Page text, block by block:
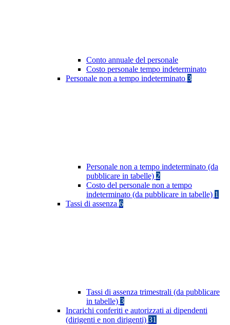
Conto annuale del personale
Costo personale tempo indeterminato
Personale non a tempo indeterminato 3
Personale non a tempo indeterminato (da
pubblicare in tabelle) 2
Costo del personale non a tempo
indeterminato (da pubblicare in tabelle) 1
Tassi di assenza 6
Tassi di assenza trimestrali (da pubblicare
in tabelle) 3
Incarichi conferiti e autorizzati ai dipendenti
(dirigenti e non dirigenti) 31